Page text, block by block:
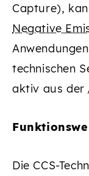
Capture),
Negative
technischen
aktiv aus der
Die CCS-